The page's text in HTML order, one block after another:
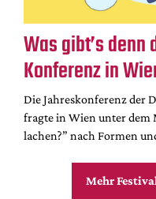
Was gibt’s denn
Konferenz in
Die Jahreskonferenz der
fragte in Wien unter dem
lachen?” nach Formen
Mehr